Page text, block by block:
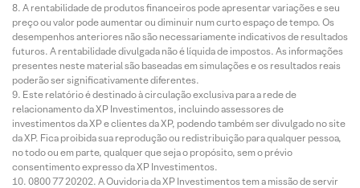
A rentabilidade de produtos financeiros pode apresentar variações e seu
preço ou valor pode aumentar ou diminuir num curto espaço de tempo. Os
desempenhos anteriores não são necessariamente indicativos de resultados
futuros. A rentabilidade divulgada não é líquida de impostos. As informações
presentes neste material são baseadas em simulações e os resultados reais
poderão ser significativamente diferentes.
Este relatório é destinado à circulação exclusiva para a rede de
relacionamento da XP Investimentos, incluindo assessores de
investimentos da XP e clientes da XP, podendo também ser divulgado no site
da XP. Fica proibida sua reprodução ou redistribuição para qualquer pessoa,
no todo ou em parte, qualquer que seja o propósito, sem o prévio
consentimento expresso da XP Investimentos.
0800 77 20202. A Ouvidoria da XP Investimentos tem a missão de servir